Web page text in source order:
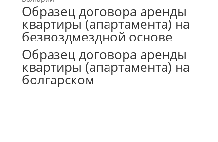
Образец договора аренды
квартиры (апартамента) на
безвоздмездной основе
Образец договора аренды
квартиры (апартамента) на
болгарском